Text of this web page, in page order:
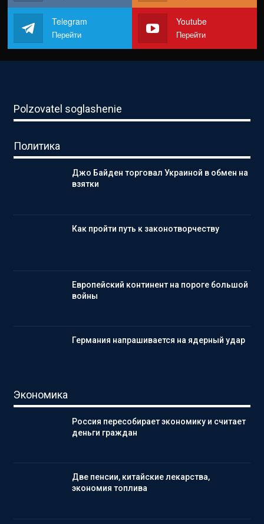
Telegram
Перейти
Youtube
Перейти
Polzovatel soglashenie
Политика
Джо Байден торговал Украиной в обмен на
взятки
Как пройти путь к законотворчеству
Европейский континент на пороге большой
войны
Германия напрашивается на ядерный удар
Экономика
Россия пересобирает экономику и считает
деньги граждан
Две пенсии, китайские лекарства,
экономия топлива